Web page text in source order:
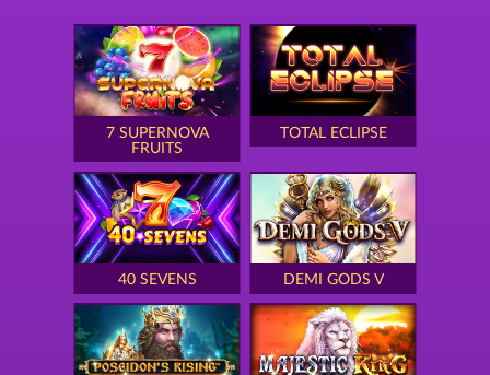
7 SUPERNOVA
FRUITS
TOTAL ECLIPSE
40 SEVENS DEMI GODS V